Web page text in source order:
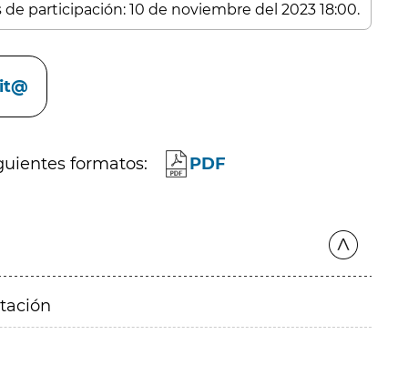
participación: 10 de noviembre del 2023 18:00.
formatos: PDF